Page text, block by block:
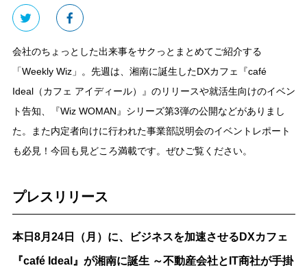
会社のちょっとした出来事をサクっとまとめてご紹介する
「Weekly Wiz」。先週は、湘南に誕生したDXカフェ『café
Ideal（カフェ アイディール）』のリリースや就活生向けのイベン
ト告知、『Wiz WOMAN』シリーズ第3弾の公開などがありまし
た。また内定者向けに行われた事業部説明会のイベントレポート
も必見！今回も見どころ満載です。ぜひご覧ください。
プレスリリース
本日8月24日（月）に、ビジネスを加速させるDXカフェ
『café Ideal』が湘南に誕生 ～不動産会社とIT商社が手掛